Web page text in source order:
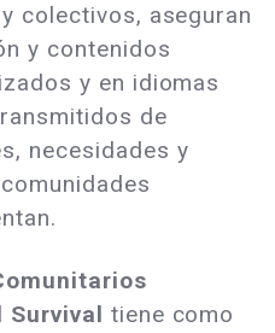
colectivos, aseguran
y contenidos
y en idiomas
de
necesidades y
Survival tiene como